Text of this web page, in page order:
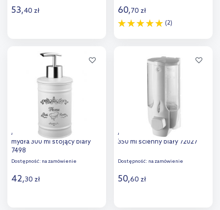
53,40 zł
Dodaj do
porównania
60,70 zł
(2)
Dodaj do
Aqualine Nicea dozownik do
mydła 300 ml stojący biały
7498
Dostępność: na zamówienie
42,30 zł
Aqualine dozownik do mydła
350 ml ścienny biały 72027
Dostępność: na zamówienie
50,60 zł